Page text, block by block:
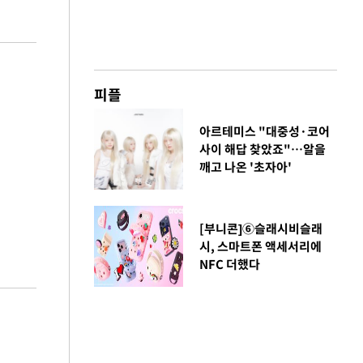
피플
아르테미스 "대중성·코어
사이 해답 찾았죠"…알을
깨고 나온 '초자아'
[부니콘]⑥슬래시비슬래
시, 스마트폰 액세서리에
NFC 더했다